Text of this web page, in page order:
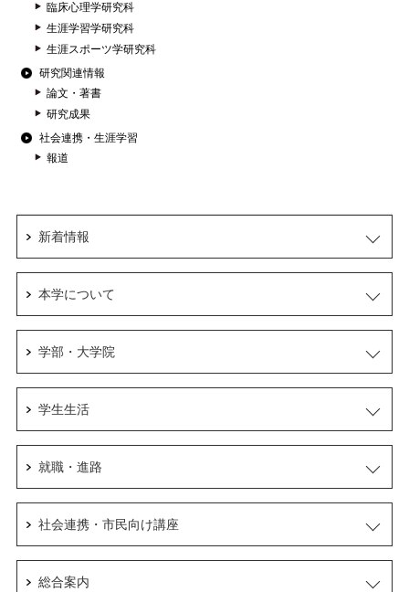
臨床心理学研究科
生涯学習学研究科
生涯スポーツ学研究科
研究関連情報
論文・著書
研究成果
社会連携・生涯学習
報道
新着情報
本学について
学部・大学院
学生生活
就職・進路
社会連携・市民向け講座
総合案内